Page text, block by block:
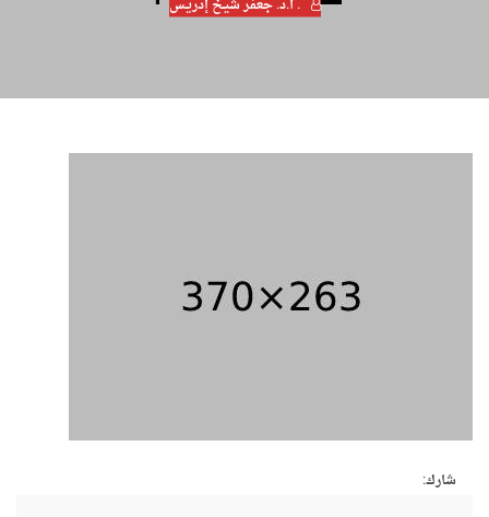
. أ.د. جعفر شيـخ إدريـس
شارك: